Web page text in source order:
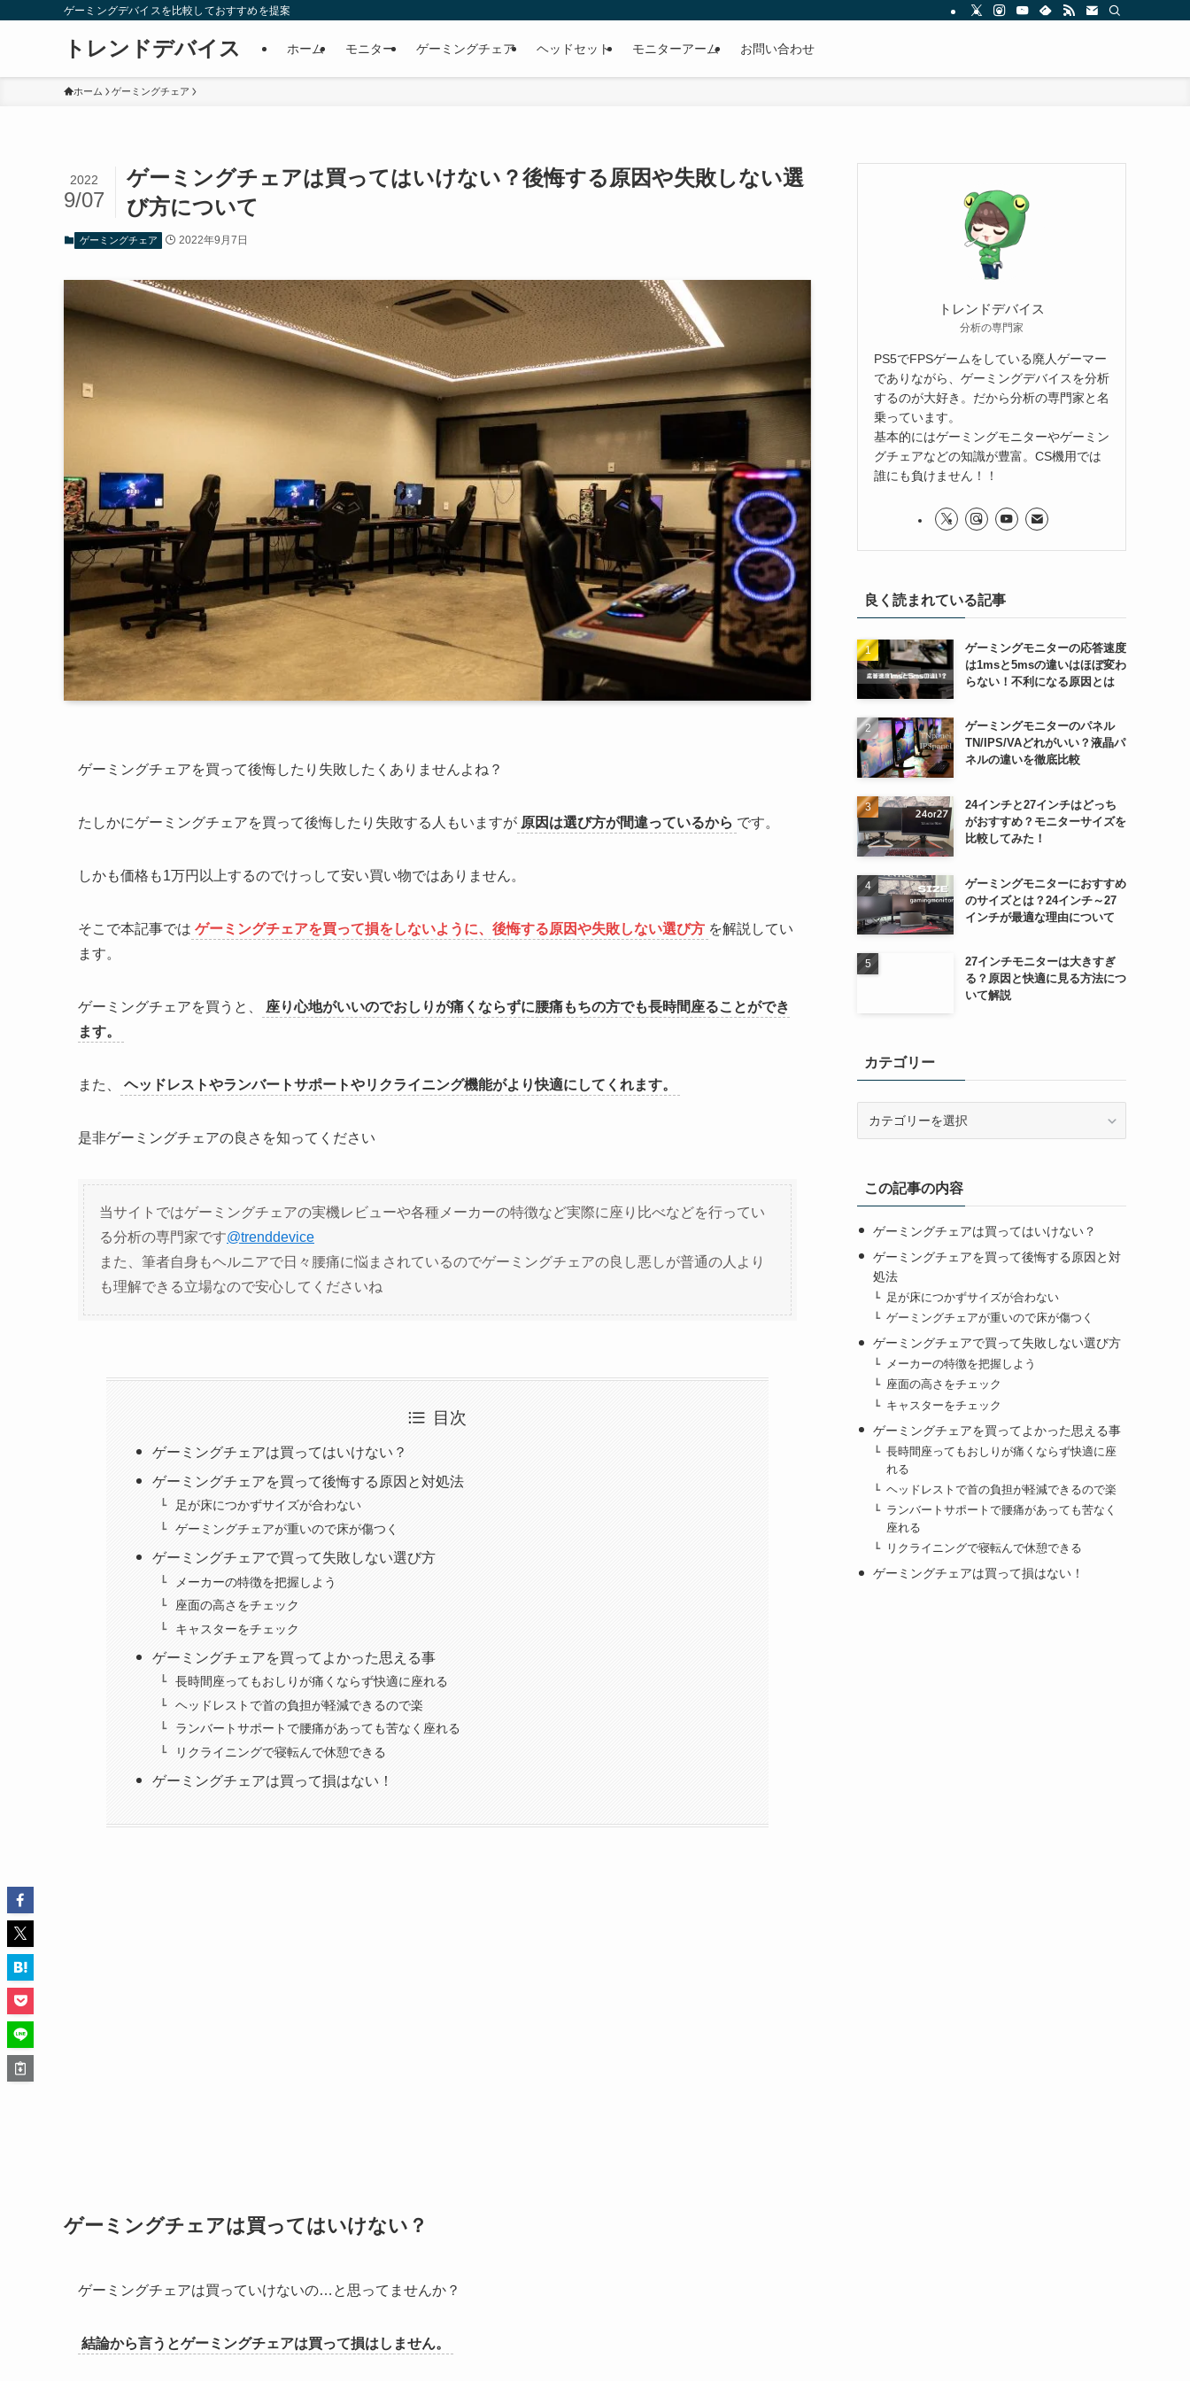
ゲーミングデバイスを比較しておすすめを提案
トレンドデバイス ホーム モニター ゲーミングチェア ヘッドセット モニターアーム お問い合わせ
ホーム ゲーミングチェア
ゲーミングチェアは買ってはいけない？後悔する原因や失敗しない選
び方について
2022
9/07
ゲーミングチェア 2022年9月7日
ゲーミングチェアを買って後悔したり失敗したくありませんよね？
たしかにゲーミングチェアを買って後悔したり失敗する人もいますが 原因は選び方が間違っているから です。
しかも価格も1万円以上するのでけっして安い買い物ではありません。
そこで本記事では ゲーミングチェアを買って損をしないように、後悔する原因や失敗しない選び方 を解説してい
ます。
ゲーミングチェアを買うと、
座り心地がいいのでおしりが痛くならずに腰痛もちの方でも長時間座ることができ
ます。
また、 ヘッドレストやランバートサポートやリクライニング機能がより快適にしてくれます。
是非ゲーミングチェアの良さを知ってください
当サイトではゲーミングチェアの実機レビューや各種メーカーの特徴など実際に座り比べなどを行ってい
る分析の専門家です@trenddevice
また、筆者自身もヘルニアで日々腰痛に悩まされているのでゲーミングチェアの良し悪しが普通の人より
も理解できる立場なので安心してくださいね
目次
ゲーミングチェアは買ってはいけない？
ゲーミングチェアを買って後悔する原因と対処法
足が床につかずサイズが合わない
ゲーミングチェアが重いので床が傷つく
ゲーミングチェアで買って失敗しない選び方
メーカーの特徴を把握しよう
座面の高さをチェック
キャスターをチェック
ゲーミングチェアを買ってよかった思える事
長時間座ってもおしりが痛くならず快適に座れる
ヘッドレストで首の負担が軽減できるので楽
ランバートサポートで腰痛があっても苦なく座れる
リクライニングで寝転んで休憩できる
ゲーミングチェアは買って損はない！
ゲーミングチェアは買ってはいけない？
ゲーミングチェアは買っていけないの…と思ってませんか？
結論から言うとゲーミングチェアは買って損はしません。
トレンドデバイス
分析の専門家
PS5でFPSゲームをしている廃人ゲーマー
でありながら、ゲーミングデバイスを分析
するのが大好き。だから分析の専門家と名
乗っています。
基本的にはゲーミングモニターやゲーミン
グチェアなどの知識が豊富。CS機用では
誰にも負けません！！
良く読まれている記事
ゲーミングモニターの応答速度
は1msと5msの違いはほぼ変わ
らない！不利になる原因とは
ゲーミングモニターのパネル
TN/IPS/VAどれがいい？液晶パ
ネルの違いを徹底比較
24インチと27インチはどっち
がおすすめ？モニターサイズを
比較してみた！
ゲーミングモニターにおすすめ
のサイズとは？24インチ～27
インチが最適な理由について
27インチモニターは大きすぎ
る？原因と快適に見る方法につ
いて解説
カテゴリー
ーこの記事の内容
ゲーミングチェアは買ってはいけない？
ゲーミングチェアを買って後悔する原因と対
処法
足が床につかずサイズが合わない
ゲーミングチェアが重いので床が傷つく
ゲーミングチェアで買って失敗しない選び方
メーカーの特徴を把握しよう
座面の高さをチェック
キャスターをチェック
ゲーミングチェアを買ってよかった思える事
長時間座ってもおしりが痛くならず快適に座
れる
ヘッドレストで首の負担が軽減できるので楽
ランバートサポートで腰痛があっても苦なく
座れる
リクライニングで寝転んで休憩できる
ゲーミングチェアは買って損はない！